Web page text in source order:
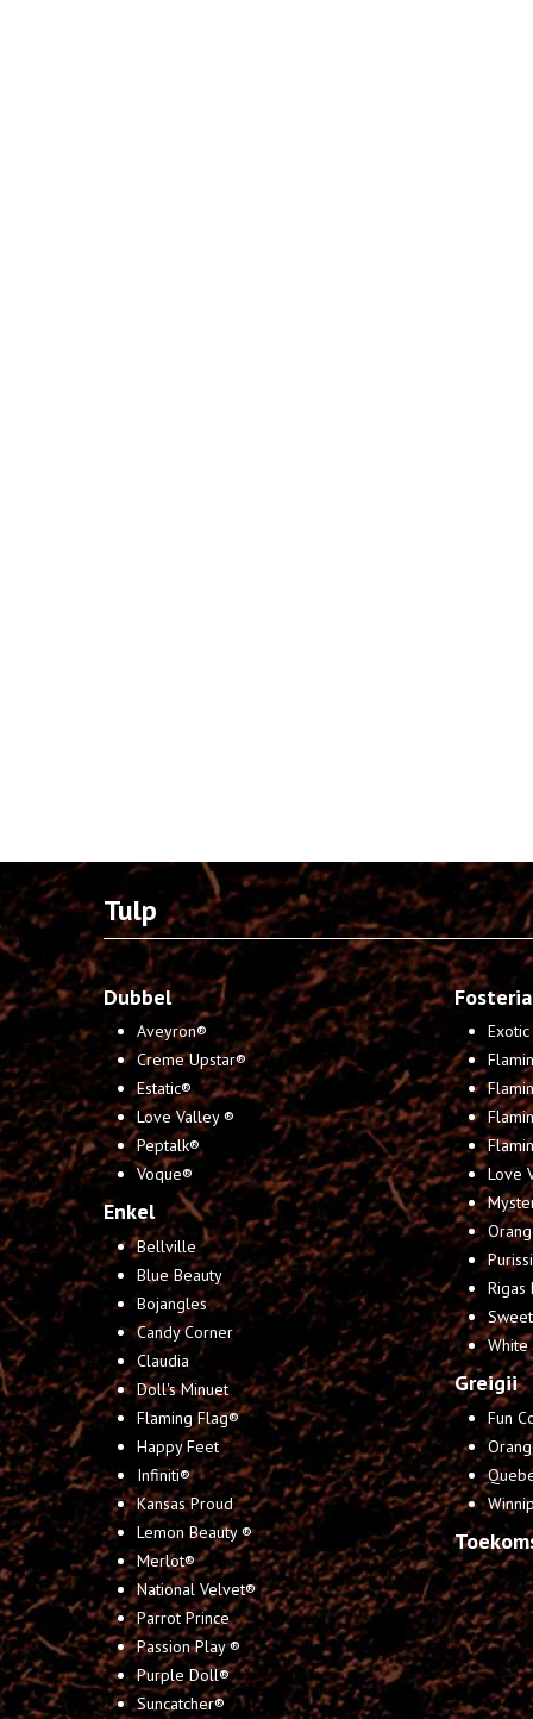
Tulp
Dubbel
Aveyron®
Creme Upstar®
Estatic®
Love Valley ®
Peptalk®
Voque®
Enkel
Bellville
Blue Beauty
Bojangles
Candy Corner
Claudia
Doll's Minuet
Flaming Flag®
Happy Feet
Infiniti®
Kansas Proud
Lemon Beauty ®
Merlot®
National Velvet®
Parrot Prince
Passion Play ®
Purple Doll®
Suncatcher®
Love
Rigas
Greigii
Fun